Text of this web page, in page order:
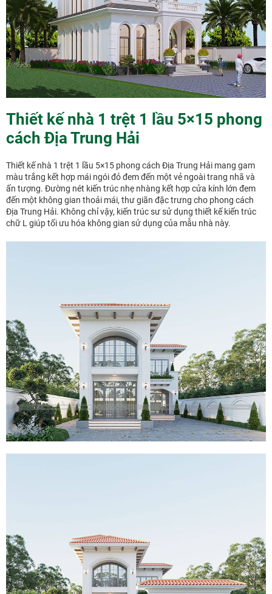
Thiết kế nhà 1 trệt 1 lầu 5×15 phong
cách Địa Trung Hải
Thiết kế nhà 1 trệt 1 lầu 5×15 phong cách Địa Trung Hải mang gam
màu trắng kết hợp mái ngói đỏ đem đến một vẻ ngoài trang nhã và
ấn tượng. Đường nét kiến trúc nhẹ nhàng kết hợp cửa kính lớn đem
đến một không gian thoải mái, thư giãn đặc trưng cho phong cách
Địa Trung Hải. Không chỉ vậy, kiến trúc sư sử dụng thiết kế kiến trúc
chữ L giúp tối ưu hóa không gian sử dụng của mẫu nhà này.